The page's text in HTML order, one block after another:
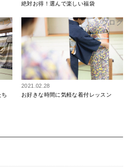
絶対お得！選んで楽しい福袋
グ ブログ
2021.02.28
お好きな時間に気軽な着付レッスン